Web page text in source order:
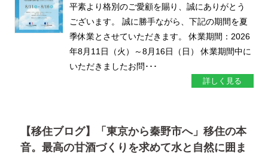
平素より格別のご愛顧を賜り、誠にありがとう
ございます。 誠に勝手ながら、下記の期間を夏
季休業とさせていただきます。 休業期間：2026
年8月11日（火）～8月16日（日） 休業期間中に
いただきましたお問･･･
詳しく見る
【移住ブログ】「東京から秦野市へ」移住の本
音。最高の甘酒づくりを求めて水と自然に囲ま